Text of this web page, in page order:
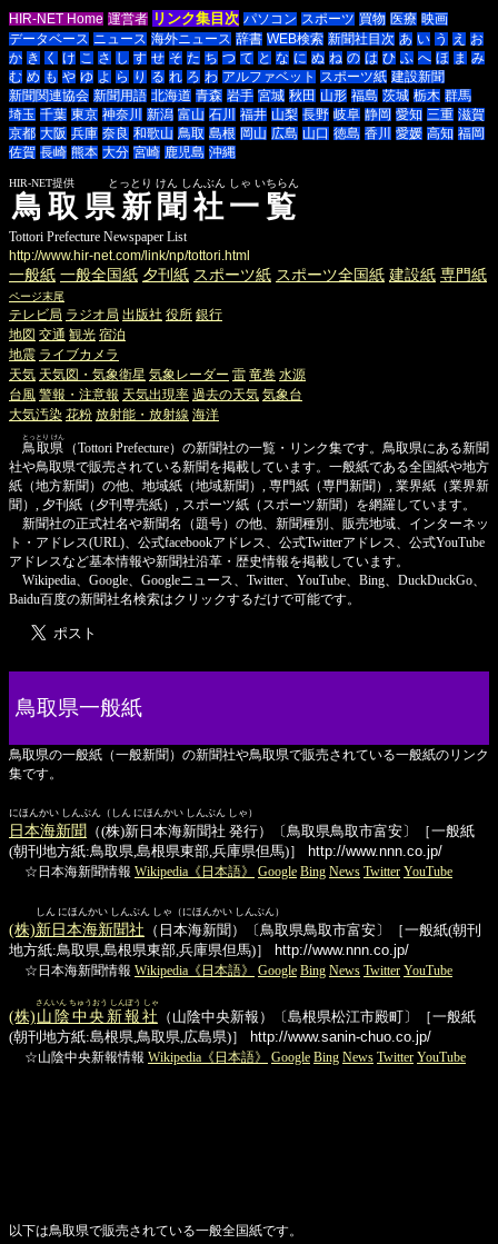
HIR-NET Home 運営者 リンク集目次 パソコン スポーツ 買物 医療 映画
データベース
ニュース 海外ニュース 辞書 WEB検索 新聞社目次 あ い う え
お
か き く け こ さ し す せ そ た ち つ て と な に ぬ ね の は ひ ふ へ ほ ま み
む め も や ゆ よ ら り る れ ろ わ アルファベット スポーツ紙 建設新聞
新聞関連協会 新聞用語 北海道 青森 岩手 宮城 秋田 山形 福島 茨城 栃木 群馬
埼玉 千葉 東京 神奈川 新潟 富山 石川 福井 山梨 長野 岐阜 静岡 愛知 三重 滋賀
京都 大阪 兵庫 奈良 和歌山 鳥取 島根 岡山 広島 山口 徳島 香川 愛媛 高知 福岡
佐賀 長崎 熊本 大分 宮崎 鹿児島 沖縄
鳥取県新聞社一覧
HIR-NET提供 とっとり けん しんぶん しゃ いちらん
Tottori Prefecture Newspaper List
http://www.hir-net.com/link/np/tottori.html
一般紙 一般全国紙 夕刊紙 スポーツ紙 スポーツ全国紙 建設紙 専門紙
ページ末尾
テレビ局 ラジオ局 出版社 役所 銀行
地図 交通 観光 宿泊
地震 ライブカメラ
天気 天気図・気象衛星 気象レーダー 雷 竜巻 水源
台風 警報・注意報 天気出現率 過去の天気 気象台
大気汚染 花粉 放射能・放射線 海洋
鳥取県
とっとり けん
（Tottori Prefecture）の新聞社の一覧・リンク集です。鳥取県にある新聞
社や鳥取県で販売されている新聞を掲載しています。一般紙である全国紙や地方
紙（地方新聞）の他、地域紙（地域新聞）, 専門紙（専門新聞）, 業界紙（業界新
聞）, 夕刊紙（夕刊専売紙）, スポーツ紙（スポーツ新聞）を網羅しています。
新聞社の正式社名や新聞名（題号）の他、新聞種別、販売地域、インターネッ
ト・アドレス(URL)、公式facebookアドレス、公式Twitterアドレス、公式YouTube
アドレスなど基本情報や新聞社沿革・歴史情報を掲載しています。
Wikipedia、Google、Googleニュース、Twitter、YouTube、Bing、DuckDuckGo、
Baidu百度の新聞社名検索はクリックするだけで可能です。
鳥取県一般紙
鳥取県の一般紙（一般新聞）の新聞社や鳥取県で販売されている一般紙のリンク
集です。
にほんかい しんぶん（しん にほんかい しんぶん しゃ）
日本海新聞 （(株)新日本海新聞社 発行）〔鳥取県鳥取市富安〕［一般紙
(朝刊地方紙:鳥取県,島根県東部,兵庫県但馬)］
http://www.nnn.co.jp/
☆日本海新聞情報 Wikipedia《日本語》 Google Bing News Twitter YouTube
しん にほんかい しんぶん しゃ（にほんかい しんぶん）
(株)新日本海新聞社 （日本海新聞）〔鳥取県鳥取市富安〕［一般紙(朝刊
地方紙:鳥取県,島根県東部,兵庫県但馬)］
http://www.nnn.co.jp/
☆日本海新聞情報 Wikipedia《日本語》 Google Bing News Twitter YouTube
(株)山陰中央新報社
さんいん ちゅうおう しんぽう しゃ
（山陰中央新報）〔島根県松江市殿町〕［一般紙
(朝刊地方紙:島根県,鳥取県,広島県)］
http://www.sanin-chuo.co.jp/
☆山陰中央新報情報 Wikipedia《日本語》 Google Bing News Twitter YouTube
以下は鳥取県で販売されている一般全国紙です。